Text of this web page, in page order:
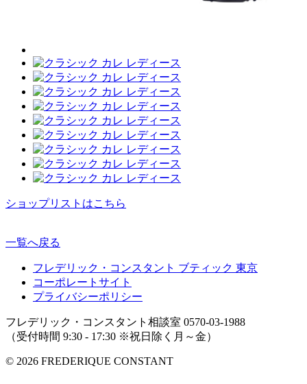
ショップリストはこちら
一覧へ戻る
フレデリック・コンスタント ブティック 東京
コーポレートサイト
プライバシーポリシー
フレデリック・コンスタント相談室 0570-03-1988
（受付時間 9:30 - 17:30 ※祝日除く月～金）
© 2026 FREDERIQUE CONSTANT